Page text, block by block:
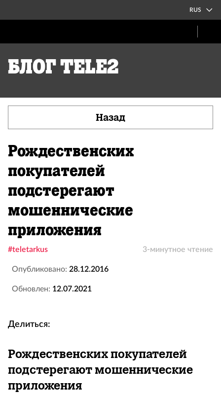
RUS
Блог Tele2
Назад
Рождественских
покупателей
подстерегают
мошеннические
приложения
#teletarkus 3-минутное чтение
Опубликовано: 28.12.2016
Обновлен: 12.07.2021
Делиться:
Рождественских покупателей
подстерегают мошеннические
приложения